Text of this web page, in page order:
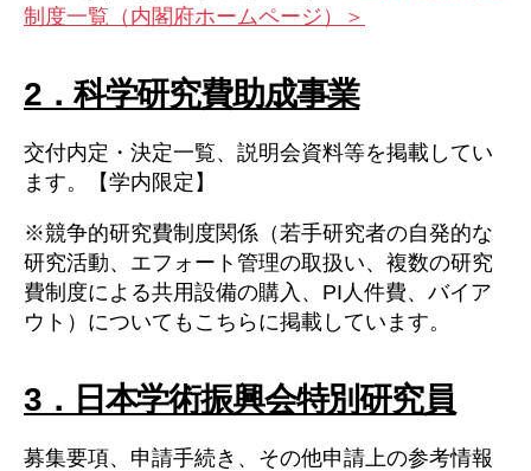
制度一覧（内閣府ホームページ）＞
2．科学研究費助成事業
交付内定・決定一覧、説明会資料等を掲載してい
ます。【学内限定】
※競争的研究費制度関係（若手研究者の自発的な
研究活動、エフォート管理の取扱い、複数の研究
費制度による共用設備の購入、PI人件費、バイア
ウト）についてもこちらに掲載しています。
3．日本学術振興会特別研究員
募集要項、申請手続き、その他申請上の参考情報